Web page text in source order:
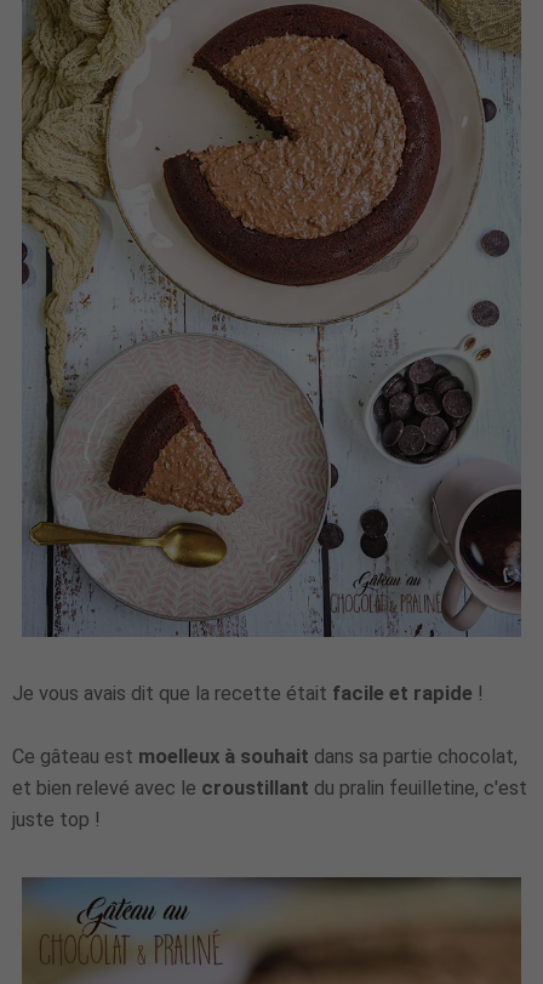
Je vous avais dit que la recette était facile et rapide !
Ce gâteau est moelleux à souhait dans sa partie chocolat,
et bien relevé avec le croustillant du pralin feuilletine, c'est
juste top !